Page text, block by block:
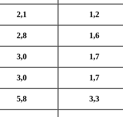
2,1 1,2
2,8 1,6
3,0 1,7
3,0 1,7
5,8 3,3